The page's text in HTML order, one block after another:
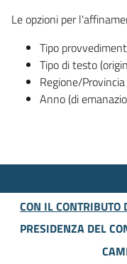
Le opzioni per
Tipo
Tipo di testo
Regione/
Anno (di
CON IL CONTRIBUTO
PRESIDENZA DEL